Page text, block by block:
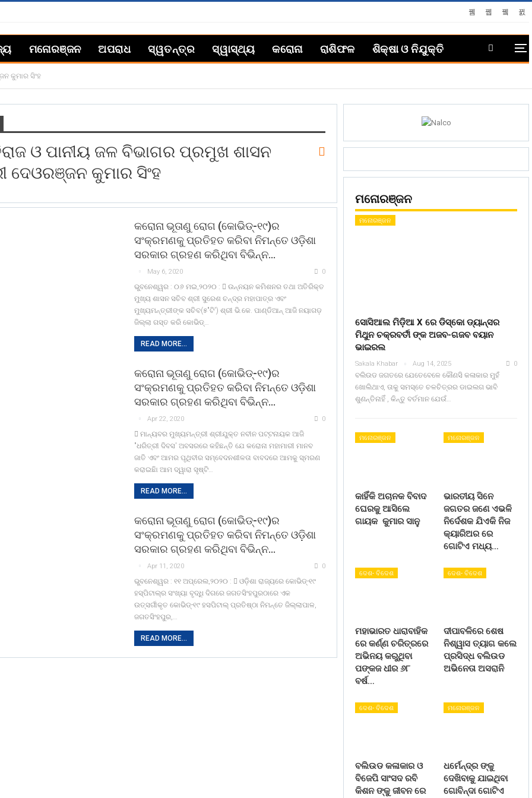
ମନୋରଞ୍ଜନ ଅପରାଧ ସ୍ୱତନ୍ତ୍ର ସ୍ୱାସ୍ଥ୍ୟ କରୋନା ରାଶିଫଳ ଶିକ୍ଷା ଓ ନିଯୁକ୍ତି
କୁମାର ସିଂହ
ଓ ପାନୀୟ ଜଳ ବିଭାଗର ପ୍ରମୁଖ ଶାସନ
ଦେଓରଞ୍ଜନ କୁମାର ସିଂହ
କରୋନା ଭୂତାଣୁ ରୋଗ (କୋଭିଡ୍‍-୧୯)ର
ସଂକ୍ରମଣକୁ ପ୍ରତିହତ କରିବା ନିମନ୍ତେ ଓଡ଼ିଶା
ସରକାର ଗ୍ରହଣ କରିଥିବା ବିଭିନ୍ନ…
May 6, 2020 0
ଭୁବନେଶ୍ୱର : ୦୬ ମଇ,୨୦୨୦ :  ଉନ୍ନୟନ କମିଶନର ତଥା ଅତିରିକ୍ତ
ମୁଖ୍ୟ ଶାସନ ସଚିବ ଶ୍ରୀ ସୁରେଶ ଚନ୍ଦ୍ର ମହାପାତ୍ର ଏବଂ
ମୁଖ୍ୟମନ୍ତ୍ରୀଙ୍କ ସଚିବ(୫"ଟି') ଶ୍ରୀ ଭି.କେ. ପାଣ୍ଡିଆନ୍‍ ଆଜି ନୟାଗଡ଼
ଜିଲ୍ଲା ଗସ୍ତ କରି କୋଭିଡ୍‍…
READ MORE...
କରୋନା ଭୂତାଣୁ ରୋଗ (କୋଭିଡ୍‍-୧୯)ର
ସଂକ୍ରମଣକୁ ପ୍ରତିହତ କରିବା ନିମନ୍ତେ ଓଡ଼ିଶା
ସରକାର ଗ୍ରହଣ କରିଥିବା ବିଭିନ୍ନ…
Apr 22, 2020 0
 ମାନ୍ୟବର ମୁଖ୍ୟମନ୍ତ୍ରୀ ଶ୍ରୀଯୁକ୍ତ ନବୀନ ପଟ୍ଟନାୟକ ଆଜି
"ଧରିତ୍ରୀ ଦିବସ' ଅବସରରେ କହିଛନ୍ତି ଯେ କରୋନା ମହାମାରୀ ମାନବ
ଜାତି ଏବଂ ଆମର ପୃଥିବୀର ସମ୍ବେଦନଶୀଳତା ବାବଦରେ ଆମକୁ ସ୍ମରଣ
କରାଇଛିା ଆମ ଦ୍ୱାରା ସୃଷ୍ଟି…
READ MORE...
କରୋନା ଭୂତାଣୁ ରୋଗ (କୋଭିଡ୍‍-୧୯)ର
ସଂକ୍ରମଣକୁ ପ୍ରତିହତ କରିବା ନିମନ୍ତେ ଓଡ଼ିଶା
ସରକାର ଗ୍ରହଣ କରିଥିବା ବିଭିନ୍ନ…
Apr 11, 2020 0
ଭୁବନେଶ୍ୱର : ୧୧ ଅପ୍ରେଲ,୨୦୨୦ :  ଓଡ଼ିଶା ରାଜ୍ୟରେ କୋଭିଡ୍‍-୧୯
ହସ୍‍ପିଟାଲ୍‍ର ସଂଖ୍ୟା ବୃଦ୍ଧି ଦିଗରେ ଜଗତସିଂହପୁରଠାରେ ଏକ
ଉତ୍ସର୍ଗୀକୃତ କୋଭିଡ୍‍-୧୯ ହସପିଟାଲ୍‍ ପ୍ରତିଷ୍ଠା ନିମନ୍ତେ ଜିଲ୍ଲାପାଳ,
ଜଗତସିଂହପୁର,…
READ MORE...
ମନୋରଞ୍ଜନ
ମନୋରଞ୍ଜନ
ସୋସିଆଲ ମିଡ଼ିଆ X ରେ ଡିସ୍କୋ ଡ୍ୟାନ୍ସର
ମିଥୁନ ଚକ୍ରବର୍ତୀ ଙ୍କ ଅଜବ-ଗଜବ ବୟାନ
ଭାଇରଲ
Sakala Khabar Aug 14, 2025 0
ବଲିଉଡ ଜଗତରେ ଯେତେବେଳେ କୌଣସି କଳାକାର ମୁହଁ
ଖୋଲିଥାଏ, ତାକୁ ସମସ୍ତେ ଚଳଚିତ୍ରର ଡାଇଲଗ ଭାବି
ଶୁଣନ୍ତିନାହିଁ , କିନ୍ତୁ ବର୍ତମାନ ଯେଉଁ…
ମନୋରଞ୍ଜନ
କାହିଁକି ଅଚାନକ ବିବାଦ
ଘେରକୁ ଆସିଲେ
ଗାୟକ କୁମାର ସାନୁ
ମନୋରଞ୍ଜନ
ଭାରତୀୟ ସିନେ
ଜଗତର ଜଣେ ଏଭଳି
ନିର୍ଦେଶକ ଯିଏକି ନିଜ
କ୍ୟାରିଅର ରେ
ଗୋଟିଏ ମଧ୍ୟ…
ଦେଶ- ବିଦେଶ
ମହାଭାରତ ଧାରାବାହିକ
ରେ କର୍ଣ୍ଣ ଚରିତ୍ରରେ
ଅଭିନୟ କରୁଥିବା
ପଙ୍କଜ ଧୀର ୬୮
ବର୍ଷ…
ଦେଶ- ବିଦେଶ
ଦୀପାବଳିରେ ଶେଷ
ନିଶ୍ୱାସ ତ୍ୟାଗ କଲେ
ପ୍ରସିଦ୍ଧ ବଲିଉଡ
ଅଭିନେତା ଅସରାନି
ଦେଶ- ବିଦେଶ
ବଲିଉଡ କଳାକାର ଓ
ବିଜେପି ସାଂସଦ ରବି
କିଶନ ଙ୍କୁ ଜୀବନ ରେ
ମନୋରଞ୍ଜନ
ଧର୍ମେନ୍ଦ୍ର ଙ୍କୁ
ଦେଖିବାକୁ ଯାଇଥିବା
ଗୋବିନ୍ଦା ଗୋଟିଏ